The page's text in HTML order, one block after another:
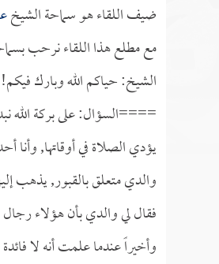
ضيف اللقاء هو سماحة الشيخ
مع مطلع هذا اللقاء نرحب
الشيخ: حياكم الله وبارك فيكم!
====السؤال: على بركة الله
يؤدي الصلاة في أوقاتها,
والدي متعلق بالقبور, يذهب
فقال لي والدي بأن هؤلاء
وأخيراً عندما علمت أنه لا